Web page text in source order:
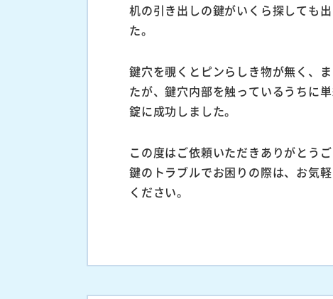
机の引き出しの鍵がいくら探しても
た。
鍵穴を覗くとピンらしき物が無く、
たが、鍵穴内部を触っているうちに
錠に成功しました。
この度はご依頼いただきありがとうご
鍵のトラブルでお困りの際は、お気
ください。